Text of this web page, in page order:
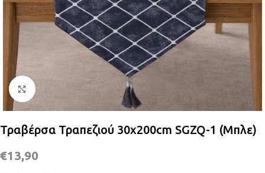
Κλικ για μεγέθυνση
Τραβέρσα Τραπεζιού 30x200cm SGZQ-1 (Μπλε)
€13,90